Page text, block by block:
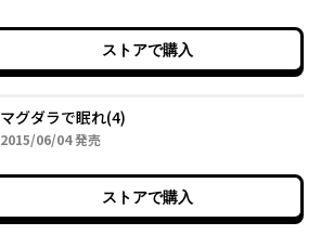
ストアで購入
マグダラで眠れ(4)
2015/06/042015年06月04日
発売
ストアで購入